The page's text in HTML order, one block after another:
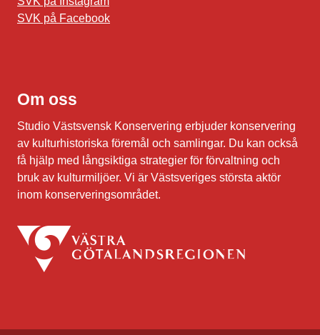
SVK på Facebook
Om oss
Studio Västsvensk Konservering erbjuder konservering
av kulturhistoriska föremål och samlingar. Du kan också
få hjälp med långsiktiga strategier för förvaltning och
bruk av kulturmiljöer. Vi är Västsveriges största aktör
inom konserveringsområdet.